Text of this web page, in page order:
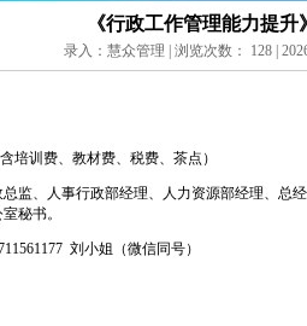
《行政工作管理能力提升
录入：慧众管理 | 浏览次数： 128 |
培训费、教材费、税费、茶点）
监、人事行政部经理、人力资源部经理、总
秘书。
刘小姐（微信同号）